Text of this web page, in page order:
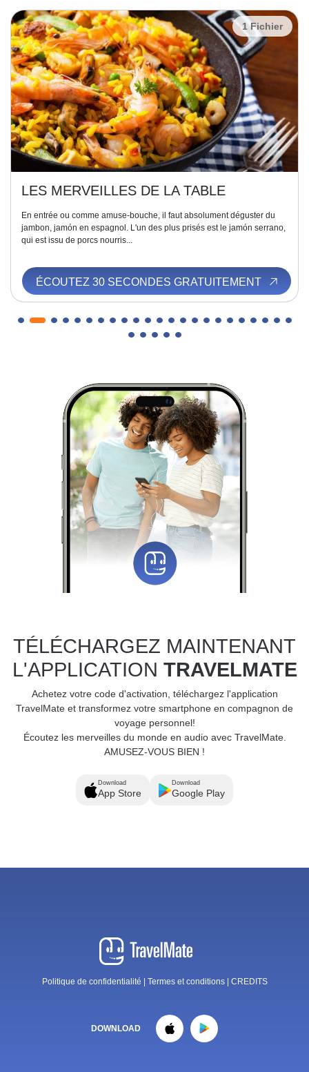
1 Fichier
LES MERVEILLES DE LA TABLE
En entrée ou comme amuse-bouche, il faut absolument déguster du
jambon, jamón en espagnol. L'un des plus prisés est le jamón serrano,
qui est issu de porcs nourris...
ÉCOUTEZ 30 SECONDES GRATUITEMENT
TÉLÉCHARGEZ MAINTENANT
L'APPLICATION TRAVELMATE
Achetez votre code d'activation, téléchargez l'application
TravelMate et transformez votre smartphone en compagnon de
voyage personnel!
Écoutez les merveilles du monde en audio avec TravelMate.
AMUSEZ-VOUS BIEN !
Download
App Store
Download
Google Play
Politique de confidentialité Termes et conditions CREDITS
DOWNLOAD